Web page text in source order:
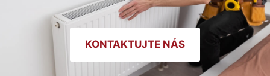
KONTAKTUJTE NÁS